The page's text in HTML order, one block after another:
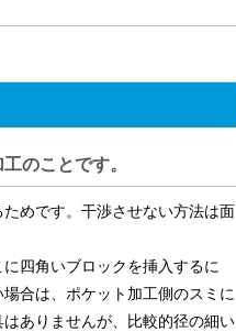
のことです。
めです。干渉させない方法は面
四角いブロックを挿入するに
合は、ポケット加工側のスミに
ありませんが、比較的径の細い